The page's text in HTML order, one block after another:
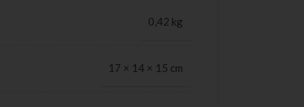
0,42 kg
17 × 14 × 15 cm